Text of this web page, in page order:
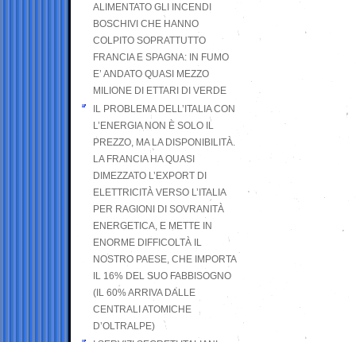
ALIMENTATO GLI INCENDI
BOSCHIVI CHE HANNO
COLPITO SOPRATTUTTO
FRANCIA E SPAGNA: IN FUMO
E’ ANDATO QUASI MEZZO
MILIONE DI ETTARI DI VERDE
IL PROBLEMA DELL’ITALIA CON
L’ENERGIA NON È SOLO IL
PREZZO, MA LA DISPONIBILITÀ.
LA FRANCIA HA QUASI
DIMEZZATO L’EXPORT DI
ELETTRICITÀ VERSO L’ITALIA
PER RAGIONI DI SOVRANITÀ
ENERGETICA, E METTE IN
ENORME DIFFICOLTÀ IL
NOSTRO PAESE, CHE IMPORTA
IL 16% DEL SUO FABBISOGNO
(IL 60% ARRIVA DALLE
CENTRALI ATOMICHE
D’OLTRALPE)